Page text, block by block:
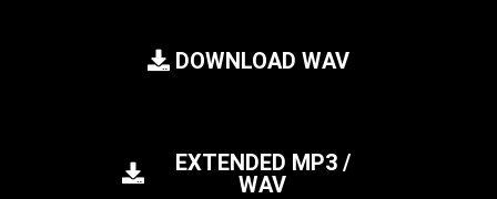
DOWNLOAD WAV
EXTENDED MP3 /
WAV